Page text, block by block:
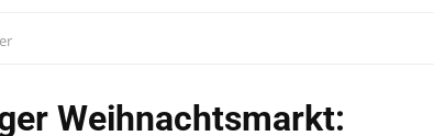
Weihnachtsmarkt: